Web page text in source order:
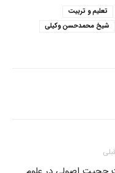
تعلیم و تربیت
شیخ محمدحسن وکیلی